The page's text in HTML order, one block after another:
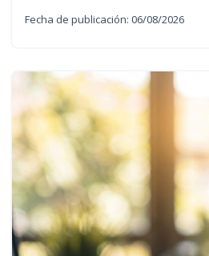
Fecha de publicación: 06/08/2026